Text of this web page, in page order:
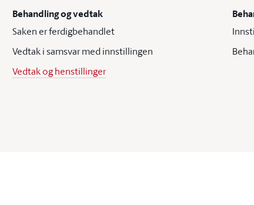
Behandling og vedtak
Saken er ferdigbehandlet
Vedtak i samsvar med innstillingen
Vedtak og henstillinger